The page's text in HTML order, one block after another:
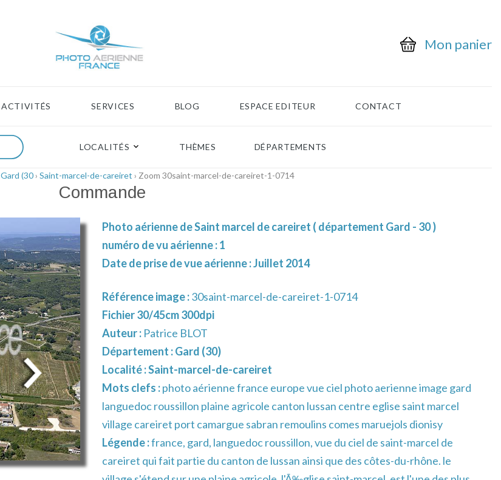
Mon panier
ACTIVITÉS SERVICES BLOG ESPACE EDITEUR CONTACT
LOCALITÉS THÈMES DÉPARTEMENTS
Gard (30› Saint-marcel-de-careiret › Zoom 30saint-marcel-de-careiret-1-0714
Commande
Photo aérienne de Saint marcel de careiret ( département Gard - 30 )
numéro de vu aérienne : 1
Date de prise de vue aérienne : Juillet 2014
Référence image :30saint-marcel-de-careiret-1-0714
Fichier 30/45cm 300dpi
Auteur : Patrice BLOT
Département :Gard (30)
Localité :Saint-marcel-de-careiret
Mots clefs :photo aérienne france europe vue ciel photo aerienne image gard
languedoc roussillon plaine agricole canton lussan centre eglise saint marcel
village careiret port camargue sabran remoulins comes maruejols dionisy
Légende :france, gard, languedoc roussillon, vue du ciel de saint-marcel de
careiret qui fait partie du canton de lussan ainsi que des côtes-du-rhône. le